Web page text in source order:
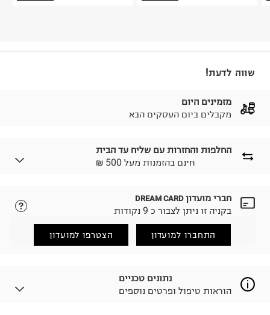
שווה לדעת!
מזמינים היום
מקבלים ביום העסקים הבא
החלפות והחזרות עם שליח עד הבית
₪ חינם בהזמנות מעל 500
לבחירת בשיטת המשלוח המתאימה לכם,
הזמנתם והתחרטתם?
(במקום ב-19.9 ₪) לזמן מוגבל! חינם בהזמנות מעל 500 ₪.
למידע נא ללחוץ כאן
.
לפני החזרת החבילה, חשוב להדביק את מדבקת הגוביינא על
חברי מועדון DREAM CARD
בקניה זו ניתן לצבור כ 9 נקודות
התחברו למועדון הצטרפו למועדון
נתונים טכניים
הוראות טיפול ופרטים נוספים